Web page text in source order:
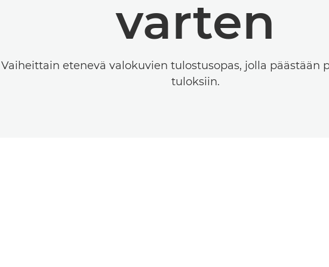
varten
Vaiheittain etenevä valokuvien tulostusopas, jolla päästään
tuloksiin.